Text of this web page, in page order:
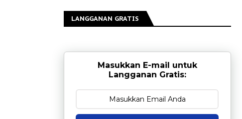
LANGGANAN GRATIS
Masukkan E-mail untuk
Langganan Gratis: